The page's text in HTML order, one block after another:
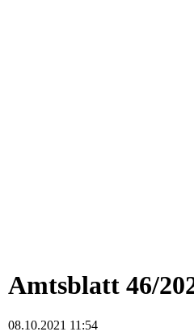
Amtsblatt 46/
08.10.2021 11:54